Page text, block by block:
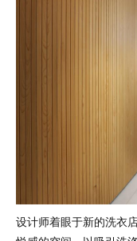
设计师着眼于新的洗衣